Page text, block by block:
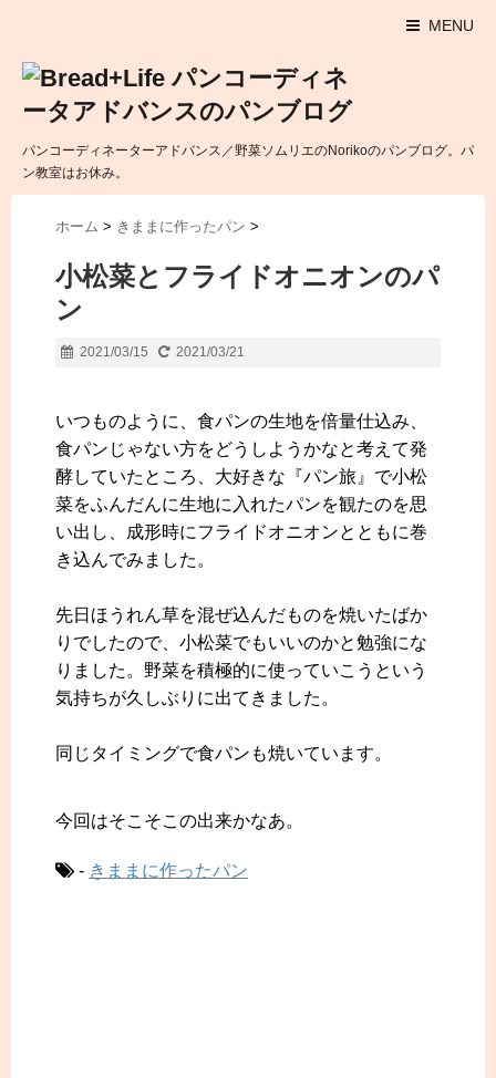
MENU
パンコーディネーターアドバンス／野菜ソムリエのNorikoのパンブログ。パ
ン教室はお休み。
ホーム > きままに作ったパン >
小松菜とフライドオニオンのパ
ン
2021/03/15 2021/03/21
いつものように、食パンの生地を倍量仕込み、
食パンじゃない方をどうしようかなと考えて発
酵していたところ、大好きな『パン旅』で小松
菜をふんだんに生地に入れたパンを観たのを思
い出し、成形時にフライドオニオンとともに巻
き込んでみました。
先日ほうれん草を混ぜ込んだものを焼いたばか
りでしたので、小松菜でもいいのかと勉強にな
りました。野菜を積極的に使っていこうという
気持ちが久しぶりに出てきました。
同じタイミングで食パンも焼いています。
今回はそこそこの出来かなあ。
- きままに作ったパン